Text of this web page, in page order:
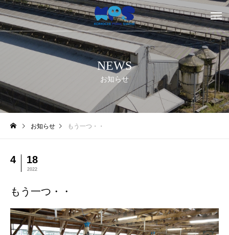
NEWS
お知らせ
お知らせ もう一つ・・
4 18
2022
もう一つ・・